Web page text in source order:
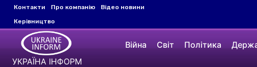
Контакти Про компанію
Відео новини
Керівництво
УКРАЇНА ІНФОРМ
Війна Світ Політика